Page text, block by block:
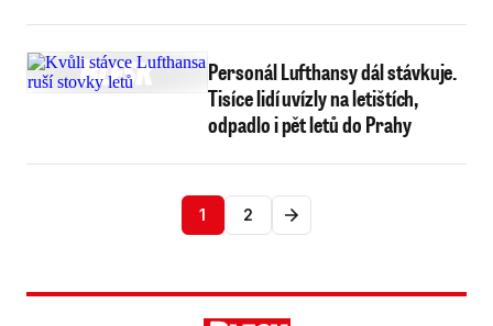
Personál Lufthansy dál stávkuje.
Tisíce lidí uvízly na letištích,
odpadlo i pět letů do Prahy
1 2